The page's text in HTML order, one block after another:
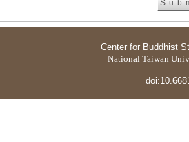
Center for Buddhist
National Taiwan